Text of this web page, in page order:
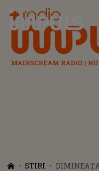
Radio Impuls
STIRI